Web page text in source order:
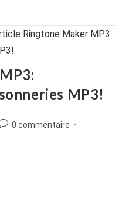
MP3!
0 commentaire